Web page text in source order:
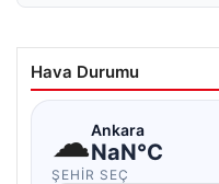
Hava Durumu
☁Ankara
NaN°C
ŞEHIR SEÇ